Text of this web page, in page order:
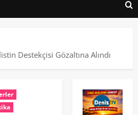
Destekçisi Gözaltına Alındı